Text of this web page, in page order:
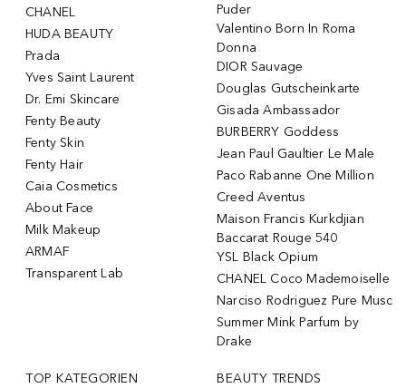
CHANEL
HUDA BEAUTY
Prada
Yves Saint Laurent
Dr. Emi Skincare
Fenty Beauty
Fenty Skin
Fenty Hair
Caia Cosmetics
About Face
Milk Makeup
ARMAF
Transparent Lab
Puder
Valentino Born In Roma
Donna
DIOR Sauvage
Douglas Gutscheinkarte
Gisada Ambassador
BURBERRY Goddess
Jean Paul Gaultier Le Male
Paco Rabanne One Million
Creed Aventus
Maison Francis Kurkdjian
Baccarat Rouge 540
YSL Black Opium
CHANEL Coco Mademoiselle
Narciso Rodriguez Pure Musc
Summer Mink Parfum by
Drake
TOP KATEGORIEN BEAUTY TRENDS